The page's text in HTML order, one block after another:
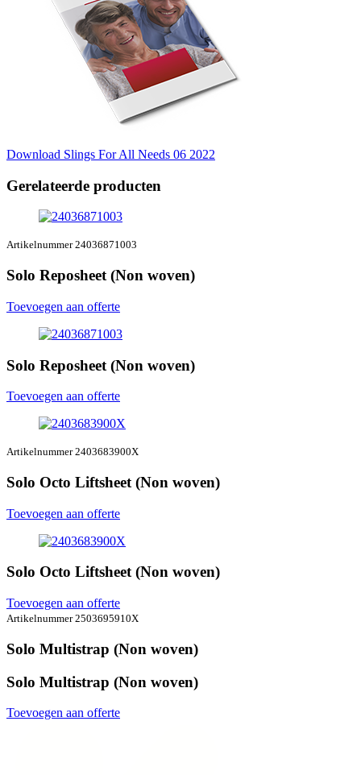
Download Slings For All Needs 06 2022
Gerelateerde producten
Artikelnummer 24036871003
Solo Reposheet (Non woven)
Toevoegen aan offerte
Solo Reposheet (Non woven)
Toevoegen aan offerte
Artikelnummer 2403683900X
Solo Octo Liftsheet (Non woven)
Toevoegen aan offerte
Solo Octo Liftsheet (Non woven)
Toevoegen aan offerte
Artikelnummer 2503695910X
Solo Multistrap (Non woven)
Solo Multistrap (Non woven)
Toevoegen aan offerte